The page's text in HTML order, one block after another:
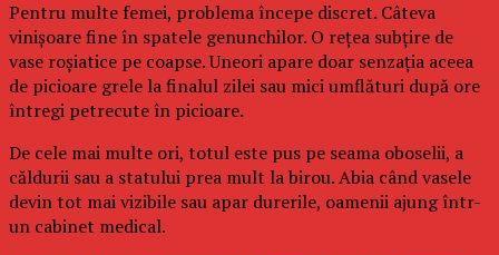
Pentru multe femei, problema începe discret. Câteva
vinișoare fine în spatele genunchilor. O rețea subțire de
vase roșiatice pe coapse. Uneori apare doar senzația aceea
de picioare grele la finalul zilei sau mici umflături după ore
întregi petrecute în picioare.
De cele mai multe ori, totul este pus pe seama oboselii, a
căldurii sau a statului prea mult la birou. Abia când vasele
devin tot mai vizibile sau apar durerile, oamenii ajung într-
un cabinet medical.